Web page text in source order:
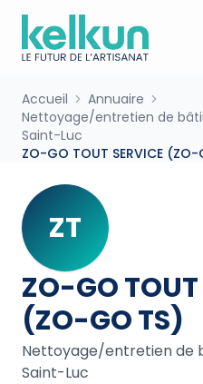
Accueil
Annuaire
Nettoyage/entretien de
Saint-Luc
ZO-GO TOUT SERVICE (ZO-
ZT
ZO-GO TOUT
(ZO-GO TS)
Nettoyage/entretien de
Saint-Luc